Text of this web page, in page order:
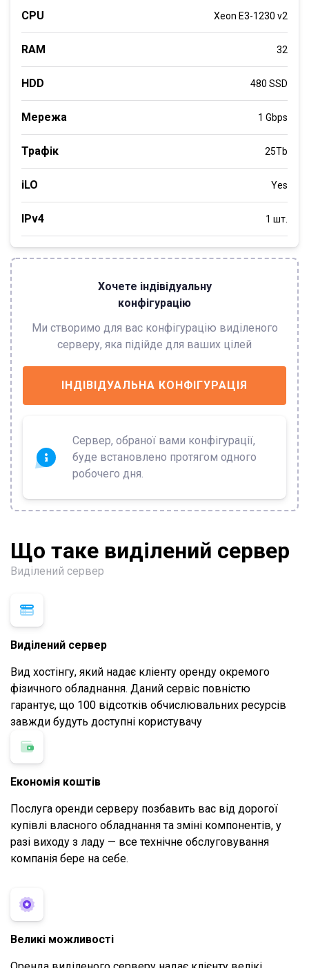
CPU Xeon E3-1230 v2
RAM 32
HDD 480 SSD
Мережа 1 Gbps
Трафік 25Tb
iLO Yes
IPv4 1 шт.
Хочете індівідуальну
конфігурацію
Ми створимо для вас конфігурацію виділеного
серверу, яка підійде для ваших цілей
ІНДІВІДУАЛЬНА КОНФІГУРАЦІЯ
Сервер, обраної вами конфігурації,
буде встановлено протягом одного
робочего дня.
Що таке виділений сервер
Виділений сервер
Виділений сервер
Вид хостінгу, який надає кліенту оренду окремого
фізичного обладнання. Даний сервіс повністю
гарантує, що 100 відсотків обчислювальних ресурсів
завжди будуть доступні користувачу
Економія коштів
Послуга оренди серверу позбавить вас від дорогої
купівлі власного обладнання та зміні компонентів, у
разі виходу з ладу — все технічне обслуговування
компанія бере на себе.
Великі можливості